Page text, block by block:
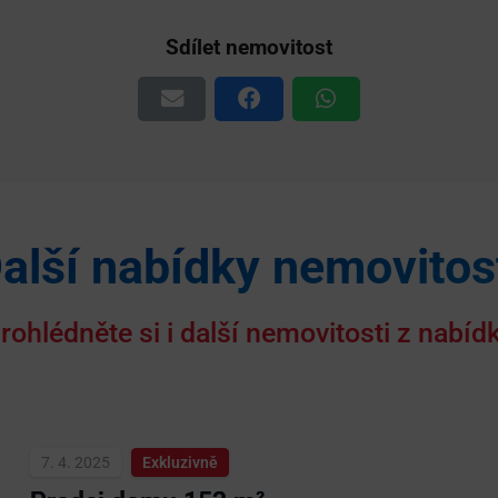
Sdílet nemovitost
nabídky
si i další nemovitosti z
7. 4. 2025 Exkluzivně